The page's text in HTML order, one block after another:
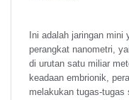
Ini adalah jaringan
perangkat nanometri,
di urutan satu miliar
keadaan embrionik,
melakukan tugas-tugas